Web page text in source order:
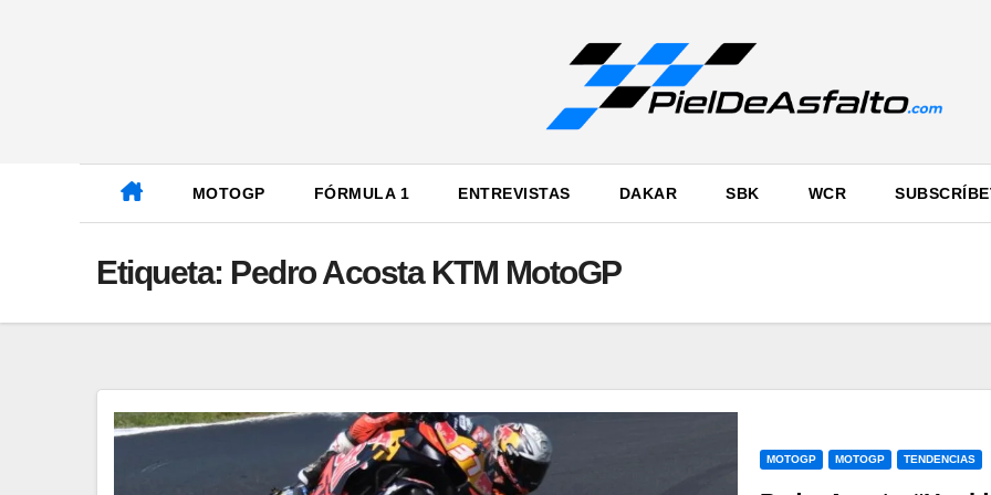
MOTOGP FÓRMULA 1 ENTREVISTAS DAKAR SBK WCR
Etiqueta: Pedro Acosta KTM MotoGP
MOTOGP MOTOGP TENDENCIAS